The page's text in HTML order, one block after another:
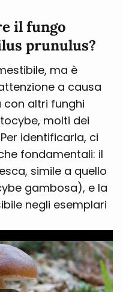
il fungo
prunulus?
ma è
a causa
con altri funghi
molti dei
identificarla, ci
fondamentali: il
simile a quello
gambosa), e la
negli esemplari